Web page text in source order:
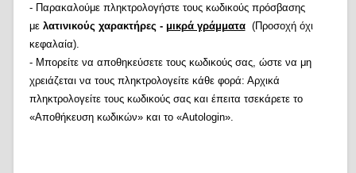
- Παρακαλούμε πληκτρολογήστε τους κωδικούς πρόσβασης
με λατινικούς χαρακτήρες - μικρά γράμματα(Προσοχή όχι
κεφαλαία).
- Μπορείτε να αποθηκεύσετε τους κωδικούς σας, ώστε να μη
χρειάζεται να τους πληκτρολογείτε κάθε φορά: Αρχικά
πληκτρολογείτε τους κωδικούς σας και έπειτα τσεκάρετε το
«Αποθήκευση κωδικών» και το «Autologin».